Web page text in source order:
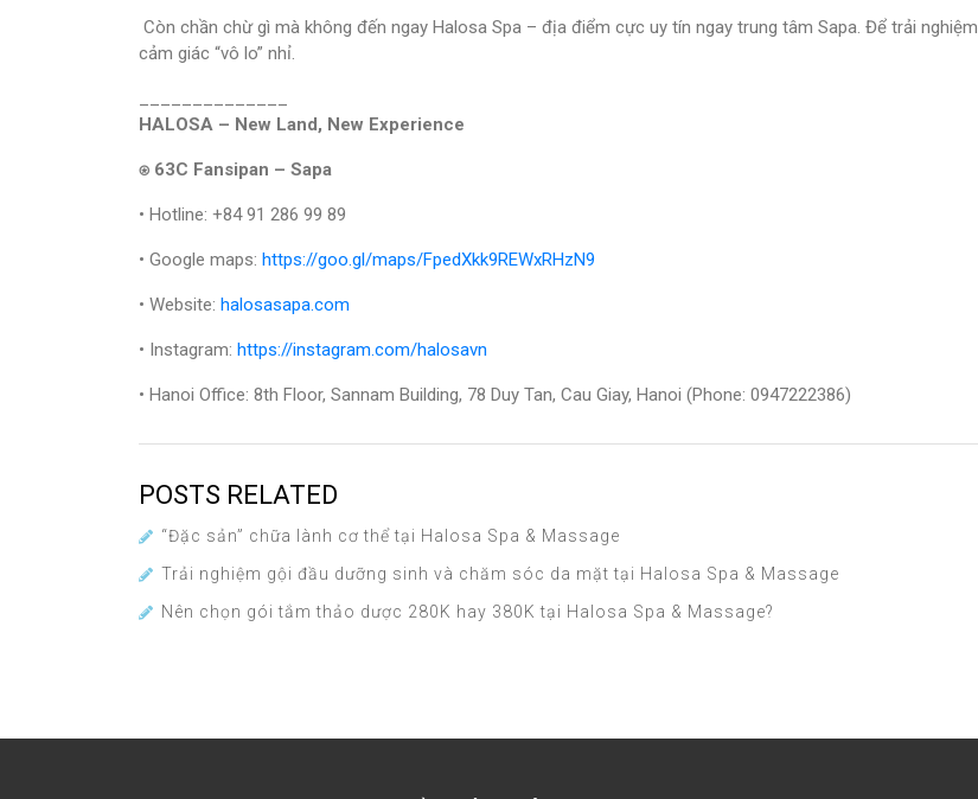
Còn chần chừ gì mà không đến ngay Halosa Spa – địa điểm cực uy tín ngay trung tâm Sapa. Để trải nghiệm
cảm giác “vô lo” nhỉ.
HALOSA – New Land, New Experience
⍟ 63C Fansipan – Sapa
• Hotline: +84 91 286 99 89
• Google maps: https://goo.gl/maps/FpedXkk9REWxRHzN9
• Website: halosasapa.com
• Instagram: https://instagram.com/halosavn
• Hanoi Office: 8th Floor, Sannam Building, 78 Duy Tan, Cau Giay, Hanoi (Phone: 0947222386)
POSTS RELATED
“Đặc sản” chữa lành cơ thể tại Halosa Spa & Massage
Trải nghiệm gội đầu dưỡng sinh và chăm sóc da mặt tại Halosa Spa & Massage
Nên chọn gói tắm thảo dược 280K hay 380K tại Halosa Spa & Massage?